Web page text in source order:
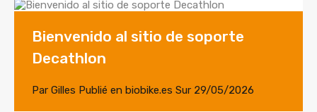
Bienvenido al sitio de soporte
Decathlon
Par Gilles Publié en biobike.es Sur 29/05/2026